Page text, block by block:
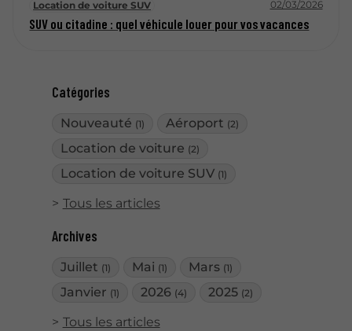
Catégories
Nouveauté (1) Aéroport (2)
Location de voiture (2)
Location de voiture SUV (1)
Tous les articles
Archives
Juillet (1) Mai (1) Mars (1)
Janvier (1) 2026 (4) 2025 (2)
Tous les articles
Location de voiture SUV 02/03/2026
SUV ou citadine : quel véhicule louer pour vos vacances